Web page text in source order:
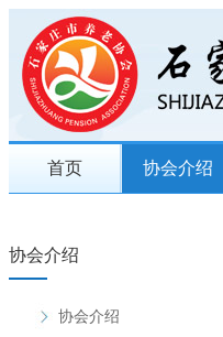
首页 协会介绍
协会介绍
协会介绍